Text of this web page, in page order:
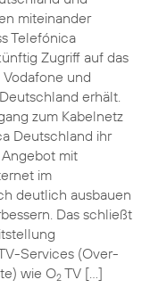
miteinander
Telefónica
Zugriff auf das
und
erhält.
zum Kabelnetz
Deutschland ihr
mit
im
deutlich ausbauen
Das schließt
Services (Over-
wie O2TV […]